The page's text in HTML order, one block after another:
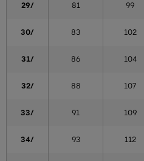
29/ 81 99
30/ 83 102
31/ 86 104
32/ 88 107
33/ 91 109
34/ 93 112